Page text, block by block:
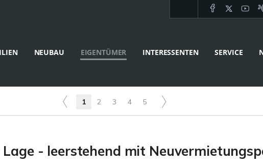
NEUBAU EIGENTÜMER INTERESSENTEN SERVICE
1 2 3 4 5
- leerstehend mit